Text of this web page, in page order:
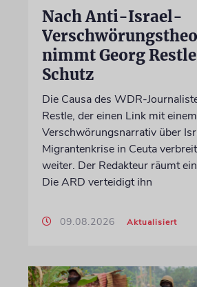
Nach Anti-Israel-
nimmt Georg
Schutz
Die Causa des WDR-
Restle, der einen Link mit einem
Verschwörungsnarrativ über
Migrantenkrise in Ceuta
weiter. Der Redakteur räumt
Die ARD verteidigt ihn
09.08.2026 Aktualisiert